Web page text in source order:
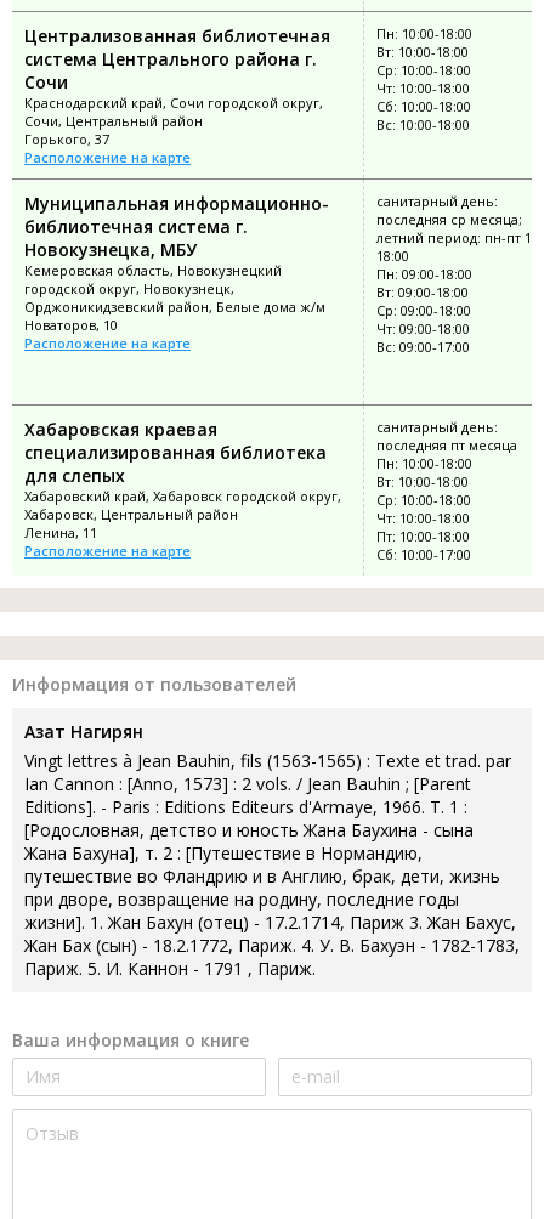
Централизованная библиотечная
система Центрального района г.
Сочи
Краснодарский край, Сочи городской округ,
Сочи, Центральный район
Горького, 37
Расположение на карте
Пн: 10:00-18:00
Вт: 10:00-18:00
Ср: 10:00-18:00
Чт: 10:00-18:00
Сб: 10:00-18:00
Вс: 10:00-18:00
Муниципальная информационно-
библиотечная система г.
Новокузнецка, МБУ
Кемеровская область, Новокузнецкий
городской округ, Новокузнецк,
Орджоникидзевский район, Белые дома ж/м
Новаторов, 10
Расположение на карте
санитарный день:
последняя ср месяца;
летний период: пн-пт
18:00
Пн: 09:00-18:00
Вт: 09:00-18:00
Ср: 09:00-18:00
Чт: 09:00-18:00
Вс: 09:00-17:00
Хабаровская краевая
специализированная библиотека
для слепых
Хабаровский край, Хабаровск городской округ,
Хабаровск, Центральный район
Ленина, 11
Расположение на карте
санитарный день:
последняя пт месяца
Пн: 10:00-18:00
Вт: 10:00-18:00
Ср: 10:00-18:00
Чт: 10:00-18:00
Пт: 10:00-18:00
Сб: 10:00-17:00
Информация от пользователей
Азат Нагирян
Vingt lettres à Jean Bauhin, fils (1563-1565) : Texte et trad. par
Ian Cannon : [Anno, 1573] : 2 vols. / Jean Bauhin ; [Parent
Editions]. - Paris : Editions Editeurs d'Armaye, 1966. Т. 1 :
[Родословная, детство и юность Жана Баухина - сына
Жана Бахуна], т. 2 : [Путешествие в Нормандию,
путешествие во Фландрию и в Англию, брак, дети, жизнь
при дворе, возвращение на родину, последние годы
жизни]. 1. Жан Бахун (отец) - 17.2.1714, Париж 3. Жан Бахус,
Жан Бах (сын) - 18.2.1772, Париж. 4. У. В. Бахуэн - 1782-1783,
Париж. 5. И. Каннон - 1791 , Париж.
Ваша информация о книге